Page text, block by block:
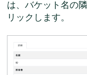
は、バケット名の
リックします。